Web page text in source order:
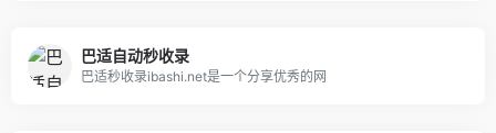
巴适自动秒收录
巴适秒收录ibashi.net是一个分享优秀的网